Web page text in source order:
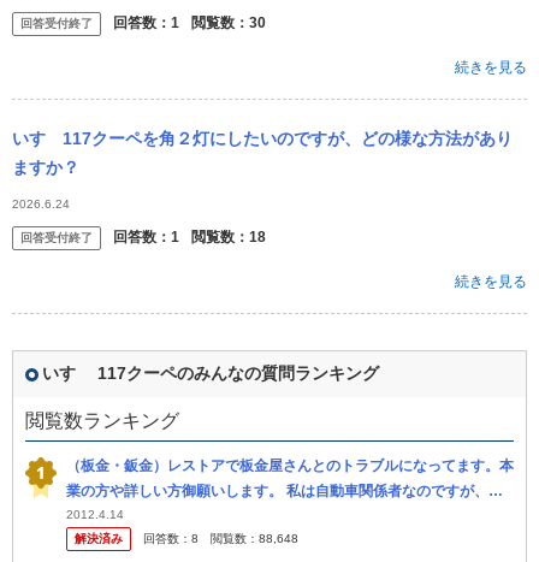
の画像を送っ...
回答受付終了 回答数： 1 閲覧数： 30
続きを見る
いすゞ117クーペを角２灯にしたいのですが、どの様な方法があり
ますか？
2026.6.24
回答受付終了 回答数： 1 閲覧数： 18
続きを見る
いすゞ 117クーペのみんなの質問ランキング
閲覧数ランキング
（板金・鈑金）レストアで板金屋さんとのトラブルになってます。本
業の方や詳しい方御願いします。 私は自動車関係者なのですが、広
告関係で技術的には素人な者です。 今まで所有した車でもクラシッ
クカー...
2012.4.14
解決済み
回答数： 8 閲覧数： 88,648